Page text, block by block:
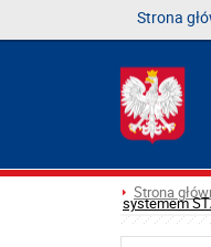
Strona
Strona
systemem